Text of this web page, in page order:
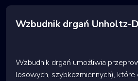
Wzbudnik drgań Unholtz-
Wzbudnik drgań umożliwia
losowych, szybkozmiennych),